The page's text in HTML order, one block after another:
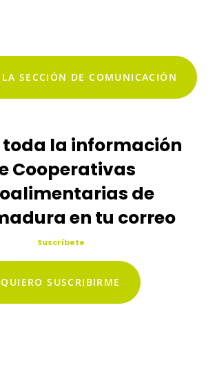
SECCIÓN DE COMUNICACIÓN
toda la información
Cooperativas
de
en tu correo
Suscríbete
QUIERO SUSCRIBIRME